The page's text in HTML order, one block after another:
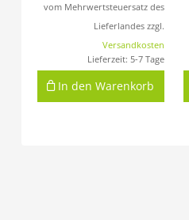
In den Warenkorb
vom Mehrwertsteuersatz des
Lieferlandes zzgl.
Versandkosten
Lieferzeit: 5-7 Tage